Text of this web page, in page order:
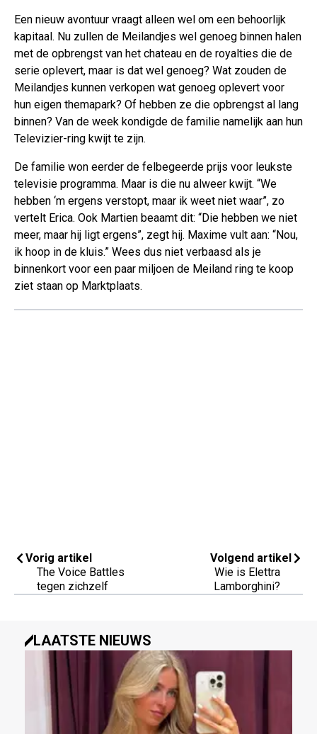
Een nieuw avontuur vraagt alleen wel om een behoorlijk
kapitaal. Nu zullen de Meilandjes wel genoeg binnen halen
met de opbrengst van het chateau en de royalties die de
serie oplevert, maar is dat wel genoeg? Wat zouden de
Meilandjes kunnen verkopen wat genoeg oplevert voor
hun eigen themapark? Of hebben ze die opbrengst al lang
binnen? Van de week kondigde de familie namelijk aan hun
Televizier-ring kwijt te zijn.
De familie won eerder de felbegeerde prijs voor leukste
televisie programma. Maar is die nu alweer kwijt. “We
hebben ‘m ergens verstopt, maar ik weet niet waar”, zo
vertelt Erica. Ook Martien beaamt dit: “Die hebben we niet
meer, maar hij ligt ergens”, zegt hij. Maxime vult aan: “Nou,
ik hoop in de kluis.” Wees dus niet verbaasd als je
binnenkort voor een paar miljoen de Meiland ring te koop
ziet staan op Marktplaats.
Vorig artikel
The Voice Battles
tegen zichzelf
Volgend artikel
Wie is Elettra
Lamborghini?
LAATSTE NIEUWS